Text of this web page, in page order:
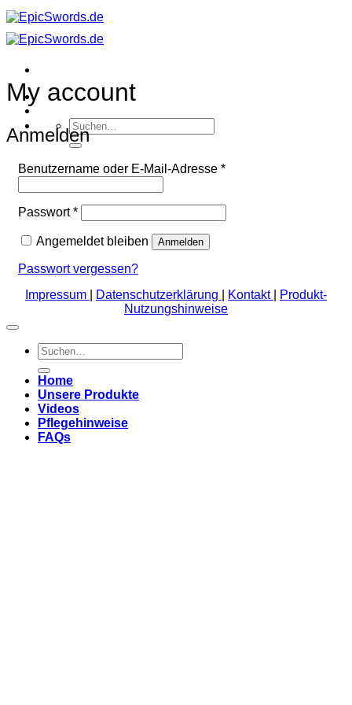
Zum
Inhalt
springen
Suchen
nach:
My account
Anmelden
Benutzername oder E-Mail-Adresse *Erforderlich
Passwort*Erforderlich
Angemeldet bleiben Anmelden
Passwort vergessen?
Impressum
Datenschutzerklärung Kontakt
Produkt-
Nutzungshinweise
Suchen
nach:
Home
Unsere Produkte
Videos
Pflegehinweise
FAQs